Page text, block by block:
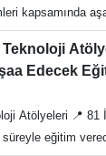
kullanımı
kullanıcıların
kapsamında
Tıp
düzenlenecektir.
Tıp
kullanarak ders
kullanımı
Edecek
81 İl 🏫 139 Teknoloji
eğitim